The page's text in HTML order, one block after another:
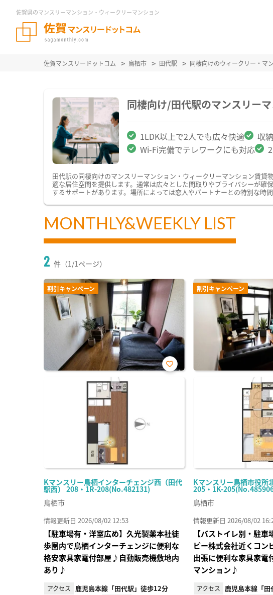
佐賀県のマンスリーマンション・ウィークリーマンション
佐賀マンスリードットコム 鳥栖市 田代駅 同棲向けのウィークリー・マ
同棲向け/田代駅のマンスリー
1LDK以上で2人でも広々快適 収
Wi-Fi完備でテレワークにも対応
田代駅の同棲向けのマンスリーマンション・ウィークリーマンション賃
適な居住空間を提供します。通常は広々とした間取りやプライバシーが
するサポートがあります。場所によっては恋人やパートナーとの特別な時
MONTHLY&WEEKLY LIST
2 件（1/1ページ）
割引キャンペーン
Kマンスリー鳥栖インターチェンジ西（田代
駅西） 208・1R-208(No.482131)
お気
鳥栖市
情報更新日 2026/08/02 12:53
【駐車場有・洋室広め】久光製薬本社徒
歩圏内で鳥栖インターチェンジに便利な
格安家具家電付部屋♪自動販売機敷地内
あり♪
アクセス 鹿児島本線「田代駅」徒歩12分
割引キャンペーン
Kマンスリー鳥栖市役所
205・1K-
鳥栖市
情報更新日 2026/08/02
【バストイレ別・駐
ピー株式会社近くコン
出張に便利な家具家電
マンション♪
アクセス 鹿児島本線「